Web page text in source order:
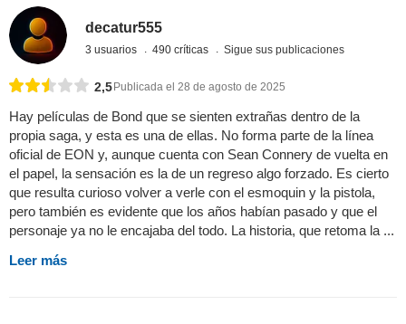
decatur555
3 usuarios 490 críticas Sigue sus publicaciones
2,5 Publicada el 28 de agosto de 2025
Hay películas de Bond que se sienten extrañas dentro de la
propia saga, y esta es una de ellas. No forma parte de la línea
oficial de EON y, aunque cuenta con Sean Connery de vuelta en
el papel, la sensación es la de un regreso algo forzado. Es cierto
que resulta curioso volver a verle con el esmoquin y la pistola,
pero también es evidente que los años habían pasado y que el
personaje ya no le encajaba del todo. La historia, que retoma la ...
Leer más